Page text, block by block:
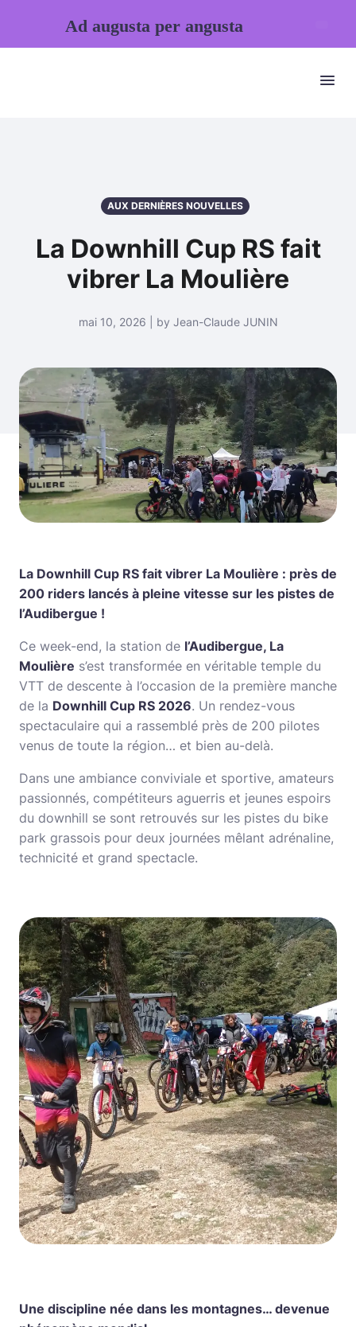
AUX DERNIÈRES NOUVELLES
La Downhill Cup RS fait
vibrer La Moulière
mai 10, 2026 | by Jean-Claude JUNIN
La Downhill Cup RS fait vibrer La Moulière : près de
200 riders lancés à pleine vitesse sur les pistes de
l’Audibergue !
Ce week-end, la station de l’Audibergue, La
Moulière s’est transformée en véritable temple du
VTT de descente à l’occasion de la première manche
de la Downhill Cup RS 2026. Un rendez-vous
spectaculaire qui a rassemblé près de 200 pilotes
venus de toute la région… et bien au-delà.
Dans une ambiance conviviale et sportive, amateurs
passionnés, compétiteurs aguerris et jeunes espoirs
du downhill se sont retrouvés sur les pistes du bike
park grassois pour deux journées mêlant adrénaline,
technicité et grand spectacle.
Une discipline née dans les montagnes… devenue
Ad augusta per angusta